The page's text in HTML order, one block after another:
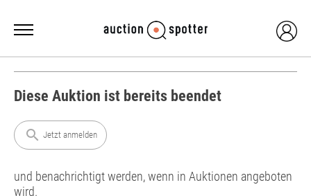
Diese Auktion ist bereits beendet
search Jetzt anmelden
und benachrichtigt werden, wenn in Auktionen angeboten
wird.